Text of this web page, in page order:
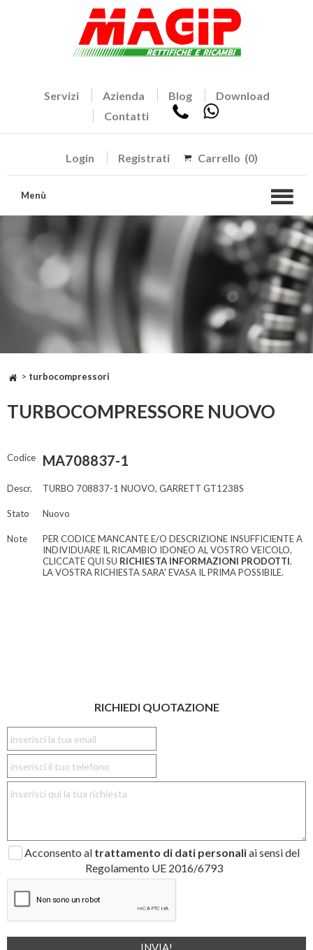
Servizi Azienda Blog
Download
Contatti
Login Registrati Carrello (0)
Menù
> turbocompressori
TURBOCOMPRESSORE NUOVO
Codice MA708837-1
Descr. TURBO 708837-1 NUOVO, GARRETT GT1238S
Stato Nuovo
Note
PER CODICE MANCANTE E/O DESCRIZIONE INSUFFICIENTE A
INDIVIDUARE IL RICAMBIO IDONEO AL VOSTRO VEICOLO,
CLICCATE QUI SU RICHIESTA INFORMAZIONI PRODOTTI.
LA VOSTRA RICHIESTA SARA' EVASA IL PRIMA POSSIBILE.
RICHIEDI QUOTAZIONE
Acconsento al trattamento di dati personaliai sensi del
Regolamento UE 2016/6793